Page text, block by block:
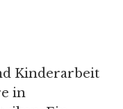
Kinderarbeit
in